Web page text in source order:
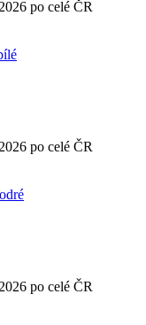
po celé ČR
po celé ČR
po celé ČR